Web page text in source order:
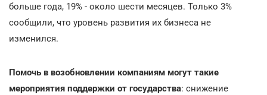
больше года, 19% - около шести месяцев. Только 3%
сообщили, что уровень развития их бизнеса не
изменился.
Помочь в возобновлении компаниям могут такие
мероприятия поддержки от государства: снижение